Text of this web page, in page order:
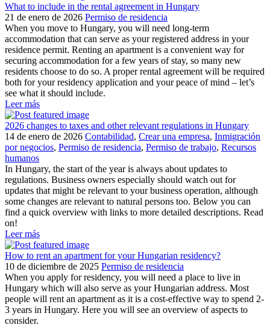
What to include in the rental agreement in Hungary
21 de enero de 2026 Permiso de residencia
When you move to Hungary, you will need long-term
accommodation that can serve as your registered address in your
residence permit. Renting an apartment is a convenient way for
securing accommodation for a few years of stay, so many new
residents choose to do so. A proper rental agreement will be required
both for your residency application and your peace of mind – let’s
see what it should include.
Leer más
2026 changes to taxes and other relevant regulations in Hungary
14 de enero de 2026 Contabilidad, Crear una empresa, Inmigración
por negocios, Permiso de residencia, Permiso de trabajo, Recursos
humanos
In Hungary, the start of the year is always about updates to
regulations. Business owners especially should watch out for
updates that might be relevant to your business operation, although
some changes are relevant to natural persons too. Below you can
find a quick overview with links to more detailed descriptions. Read
on!
Leer más
How to rent an apartment for your Hungarian residency?
10 de diciembre de 2025 Permiso de residencia
When you apply for residency, you will need a place to live in
Hungary which will also serve as your Hungarian address. Most
people will rent an apartment as it is a cost-effective way to spend 2-
3 years in Hungary. Here you will see an overview of aspects to
consider.